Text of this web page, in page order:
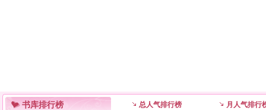
书库排行榜 总人气排行榜 月人气排行